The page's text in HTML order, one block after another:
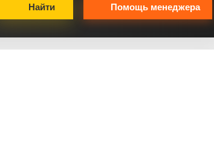
Найти Помощь менеджера